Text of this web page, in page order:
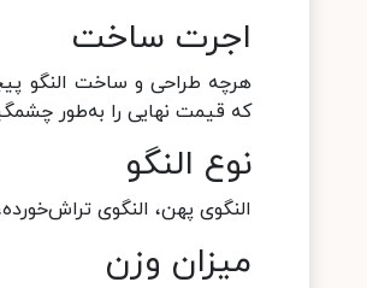
اجرت ساخت
هرچه طراحی و ساخت النگو
که قیمت نهایی را به‌طور
نوع النگو
النگوی پهن، النگوی
میزان وزن